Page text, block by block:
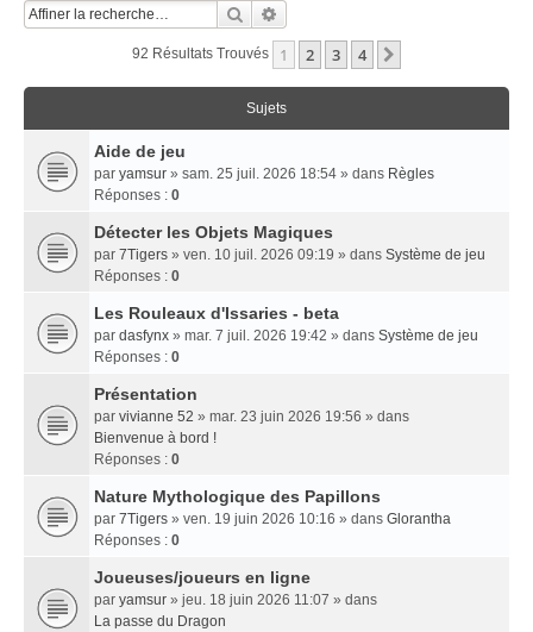
Rechercher
92 Résultats Trouvés 1 2 3 4
Sujets
Aide de jeu
par yamsur » sam. 25 juil. 2026 18:54 » dans Règles
Réponses : 0
Détecter les Objets Magiques
par 7Tigers » ven. 10 juil. 2026 09:19 » dans Système de jeu
Réponses : 0
Les Rouleaux d'Issaries - beta
par dasfynx » mar. 7 juil. 2026 19:42 » dans Système de jeu
Réponses : 0
Présentation
par vivianne 52 » mar. 23 juin 2026 19:56 » dans
Bienvenue à bord !
Réponses : 0
Nature Mythologique des Papillons
par 7Tigers » ven. 19 juin 2026 10:16 » dans Glorantha
Réponses : 0
Joueuses/joueurs en ligne
par yamsur » jeu. 18 juin 2026 11:07 » dans
La passe du Dragon